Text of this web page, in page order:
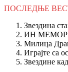
ПОСЛЕДЊЕ
Звездина
ИН
Милица
Играјте са
Звездине